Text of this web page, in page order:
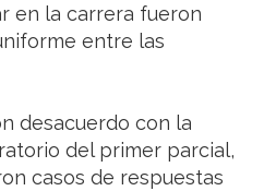
en la carrera fueron
entre las
desacuerdo con la
del primer parcial,
casos de respuestas